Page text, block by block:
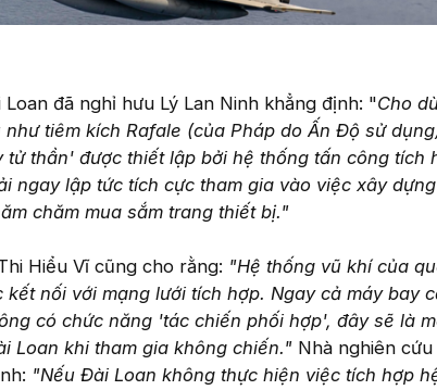
đã nghỉ hưu Lý Lan Ninh khẳng định: "Cho
tiêm kích Rafale (của Pháp do Ấn Độ sử
thần' được thiết lập bởi hệ thống tấn công tích
ngay lập tức tích cực tham gia vào việc xây
chăm mua sắm trang thiết bị."
Hiểu Vĩ cũng cho rằng: "Hệ thống vũ khí của
nối với mạng lưới tích hợp. Ngay cả máy bay
có chức năng 'tác chiến phối hợp', đây sẽ là
Loan khi tham gia không chiến." Nhà nghiên
"Nếu Đài Loan không thực hiện việc tích hợp